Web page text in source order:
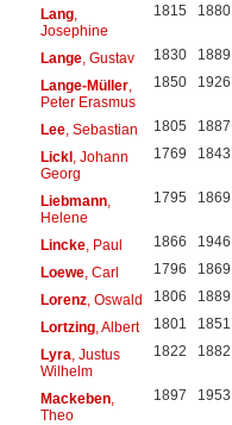
Lang,
Josephine
1815 1880
Lange, Gustav 1830 1889
Lange-Müller,
Peter Erasmus
1850 1926
Lee, Sebastian 1805 1887
Lickl, Johann
Georg
1769 1843
Liebmann,
Helene
1795 1869
Lincke, Paul 1866 1946
Loewe, Carl 1796 1869
Lorenz, Oswald 1806 1889
Lortzing, Albert 1801 1851
Lyra , Justus
Wilhelm
1822 1882
Mackeben,
Theo
1897 1953